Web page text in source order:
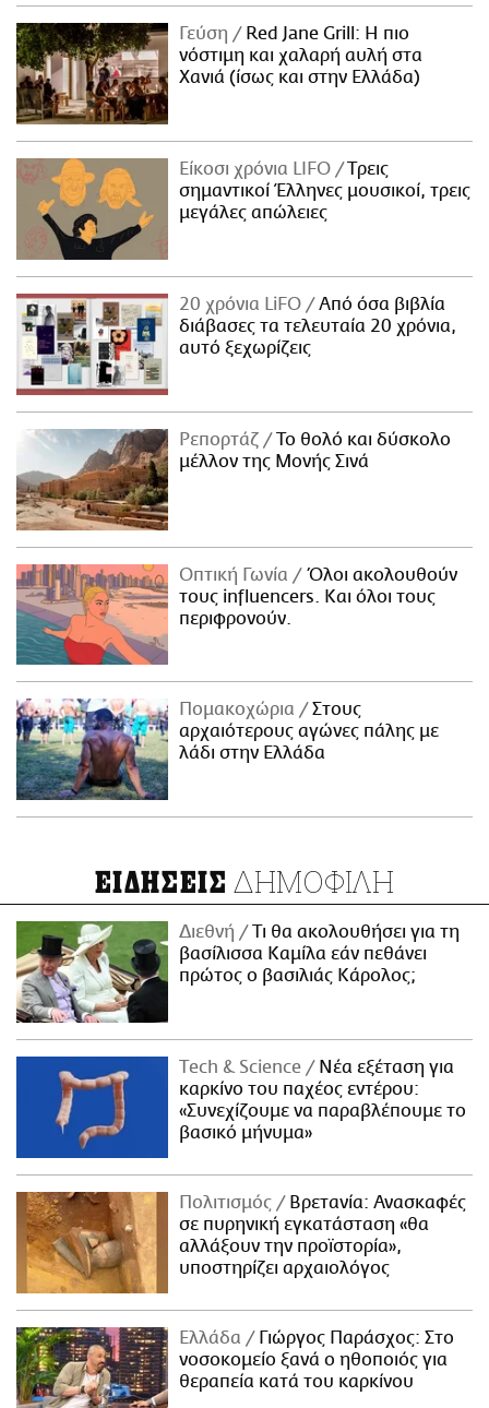
ΑΜΠΑ
PRINT
Γεύση
Red Jane Grill: Η πιο
νόστιμη και χαλαρή αυλή στα
Χανιά (ίσως και στην Ελλάδα)
Είκοσι χρόνια LIFO
Tρεις
σημαντικοί Έλληνες μουσικοί, τρεις
μεγάλες απώλειες
20 χρόνια LiFO
Από όσα βιβλία
διάβασες τα τελευταία 20 χρόνια,
αυτό ξεχωρίζεις
Ρεπορτάζ
Το θολό και δύσκολο
μέλλον της Μονής Σινά
Οπτική Γωνία
Όλοι ακολουθούν
τους influencers. Και όλοι τους
περιφρονούν.
Πομακοχώρια
Στους
αρχαιότερους αγώνες πάλης με
λάδι στην Ελλάδα
ΕΙΔΗΣΕΙΣ ΔΗΜΟΦΙΛΗ
Διεθνή
Τι θα ακολουθήσει για τη
βασίλισσα Καμίλα εάν πεθάνει
πρώτος ο βασιλιάς Κάρολος;
Τech & Science
Νέα εξέταση για
καρκίνο του παχέος εντέρου:
«Συνεχίζουμε να παραβλέπουμε το
βασικό μήνυμα»
Πολιτισμός
Βρετανία: Ανασκαφές
σε πυρηνική εγκατάσταση «θα
αλλάξουν την προϊστορία»,
υποστηρίζει αρχαιολόγος
Ελλάδα
Γιώργος Παράσχος: Στο
νοσοκομείο ξανά ο ηθοποιός για
θεραπεία κατά του καρκίνου